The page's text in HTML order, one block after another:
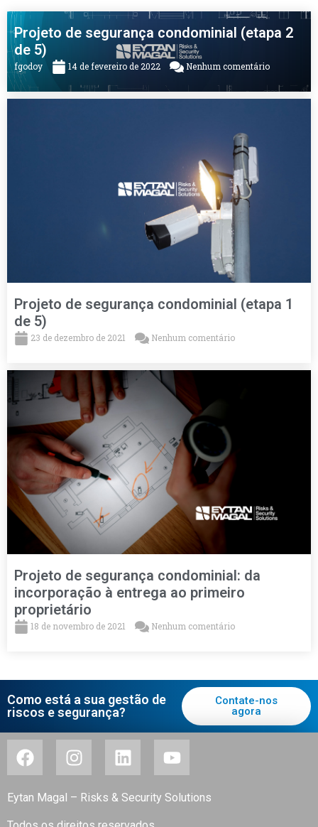
Projeto de segurança condominial (etapa 2
de 5)
fgodoy 14 de fevereiro de 2022 Nenhum comentário
Projeto de segurança condominial (etapa 1
de 5)
23 de dezembro de 2021 Nenhum comentário
Projeto de segurança condominial: da
incorporação à entrega ao primeiro
proprietário
18 de novembro de 2021 Nenhum comentário
Como está a sua gestão de
riscos e segurança?
Contate-nos
agora
Eytan Magal – Risks & Security Solutions